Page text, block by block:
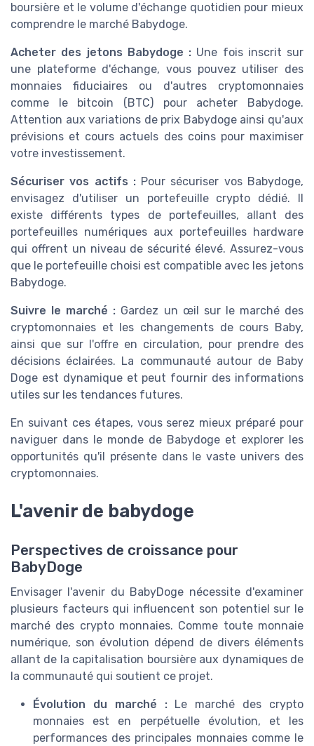
boursière et le volume d'échange quotidien pour mieux
comprendre le marché Babydoge.
Acheter des jetons Babydoge : Une fois inscrit sur
une plateforme d'échange, vous pouvez utiliser des
monnaies fiduciaires ou d'autres cryptomonnaies
comme le bitcoin (BTC) pour acheter Babydoge.
Attention aux variations de prix Babydoge ainsi qu'aux
prévisions et cours actuels des coins pour maximiser
votre investissement.
Sécuriser vos actifs :Pour sécuriser vos Babydoge,
envisagez d'utiliser un portefeuille crypto dédié. Il
existe différents types de portefeuilles, allant des
portefeuilles numériques aux portefeuilles hardware
qui offrent un niveau de sécurité élevé. Assurez-vous
que le portefeuille choisi est compatible avec les jetons
Babydoge.
Suivre le marché : Gardez un œil sur le marché des
cryptomonnaies et les changements de cours Baby,
ainsi que sur l'offre en circulation, pour prendre des
décisions éclairées. La communauté autour de Baby
Doge est dynamique et peut fournir des informations
utiles sur les tendances futures.
En suivant ces étapes, vous serez mieux préparé pour
naviguer dans le monde de Babydoge et explorer les
opportunités qu'il présente dans le vaste univers des
cryptomonnaies.
L'avenir de babydoge
Perspectives de croissance pour
BabyDoge
Envisager l'avenir du BabyDoge nécessite d'examiner
plusieurs facteurs qui influencent son potentiel sur le
marché des crypto monnaies. Comme toute monnaie
numérique, son évolution dépend de divers éléments
allant de la capitalisation boursière aux dynamiques de
la communauté qui soutient ce projet.
Évolution du marché :Le marché des crypto
monnaies est en perpétuelle évolution, et les
performances des principales monnaies comme le